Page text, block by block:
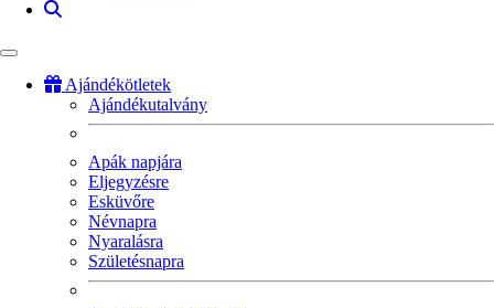
Ajándékötletek
Ajándékutalvány
Apák napjára
Eljegyzésre
Esküvőre
Névnapra
Nyaralásra
Születésnapra